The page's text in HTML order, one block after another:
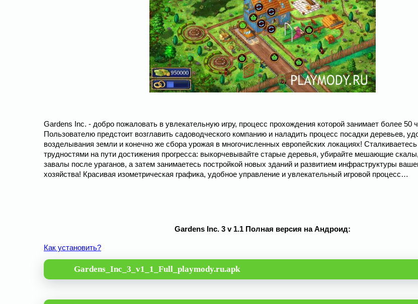
Gardens Inc. - добро пожаловать в увлекательную игру, процесс прохождения которой занимает более 50
Пользователю предстоит возглавить садоводческого компанию и наладить процесс посадки деревьев,
возделывания земли и конечно же сбора урожая в многочисленных европейских локациях!
трудностями на пути достижения прогресса: выкорчевывайте старые деревья, убирайте мешающие
завалы после ураганов, а затем занимаетесь постройкой новых зданий и развитием инфраструктуры
хозяйства! Красивая изометрическая графика, удобное управление и увлекательный игровой процесс…
Gardens Inc. 3 v 1.1 Полная версия на Андроид:
Как установить?
Gardens_Inc_3_v1_1_Full_playmody.ru.apk